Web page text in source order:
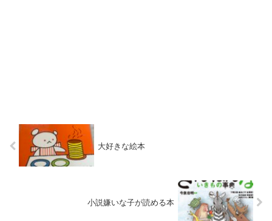
大好きな絵本
小説嫌いな子が読める本